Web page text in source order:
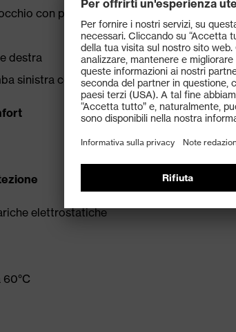
con pince
destra
sinistra con patta e bottoni a pressione
elettrostatiche
60°C